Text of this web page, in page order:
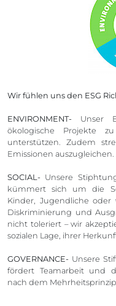
Wir fühlen uns den ESG
ENVIRONMENT- Unser
ökologische Projekte
unterstützen. Zudem
Emissionen auszugleichen.
SOCIAL- Unsere
kümmert sich um die
Kinder, Jugendliche oder
Diskriminierung und
nicht toleriert – wir
sozialen Lage, ihrer
GOVERNANCE- Unsere
fördert Teamarbeit und
nach dem